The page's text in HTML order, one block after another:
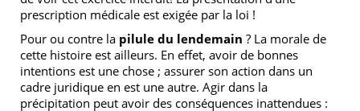
prescription médicale est exigée par la loi !
Pour ou contre la pilule du lendemain ? La morale de
cette histoire est ailleurs. En effet, avoir de bonnes
intentions est une chose ; assurer son action dans un
cadre juridique en est une autre. Agir dans la
précipitation peut avoir des conséquences inattendues :